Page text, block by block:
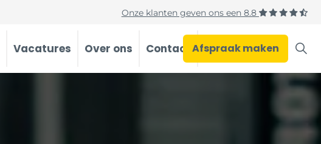
Onze klanten geven ons een8.8
Vacatures Over ons Contact Occasions
Afspraak maken